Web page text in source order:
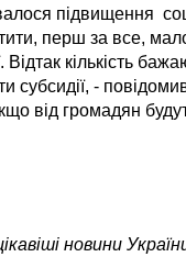
підвищення
перш за все,
Відтак кількість
субсидії, -
від громадян
новини